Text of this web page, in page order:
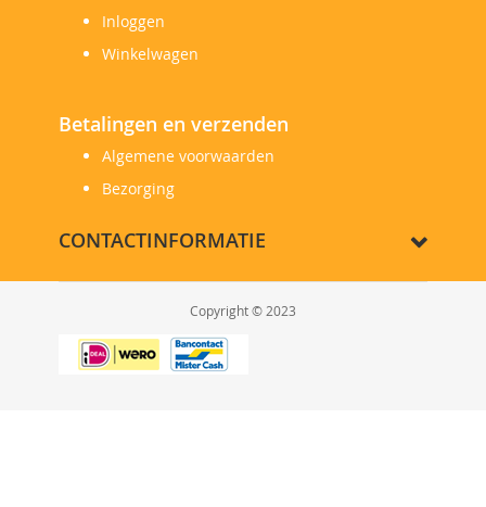
Inloggen
Winkelwagen
Betalingen en verzenden
Algemene voorwaarden
Bezorging
CONTACTINFORMATIE
Copyright © 2023